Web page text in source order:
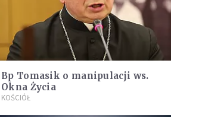
Bp Tomasik o manipulacji ws.
Okna Życia
KOŚCIÓŁ